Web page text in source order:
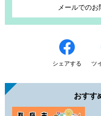
メールでの
シェアする ツ
おすす